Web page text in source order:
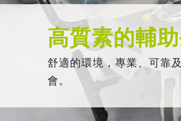
高質素的輔
舒適的環境，專業、可靠
會。